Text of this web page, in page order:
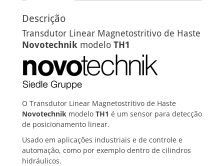
Descrição
Transdutor Linear Magnetostritivo de Haste
Novotechnik modelo TH1
O Transdutor Linear Magnetostritivo de Haste
Novotechnik modelo TH1 é um sensor para detecção
de posicionamento linear.
Usado em aplicações industriais e de controle e
automação, como por exemplo dentro de cilindros
hidráulicos.